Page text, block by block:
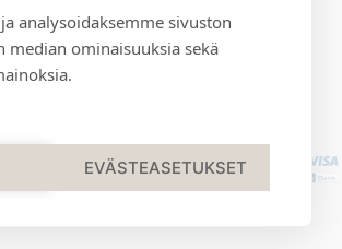
analysoidaksemme sivuston
median ominaisuuksia sekä
EVÄSTEASETUKSET